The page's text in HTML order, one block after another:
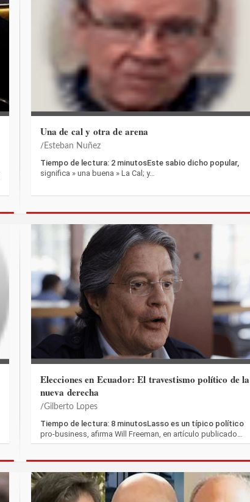
Una de cal y otra de arena
Esteban Nuñez
Tiempo de lectura: 2 minutosEste sabio dicho popular,
significa » una buena » La Cal; y…
Elecciones en Ecuador: El travestismo político de la
nueva derecha
Gilberto Lopes
Tiempo de lectura: 8 minutosLasso es un típico político
pro-business, afirma Will Freeman, en artículo publicado…